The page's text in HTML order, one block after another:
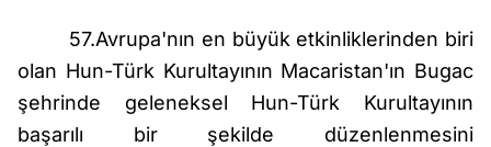
57.Avrupa'nın en büyük etkinliklerinden biri
olan Hun-Türk Kurultayının Macaristan'ın Bugac
şehrinde geleneksel Hun-Türk Kurultayının
başarılı bir şekilde düzenlenmesini